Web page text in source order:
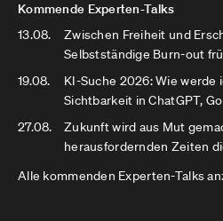
Kommende Experten-Talks
13.08.
Zwischen Freiheit und
Selbstständige Burn-out
19.08.
KI-Suche 2026: Wie
Sichtbarkeit in ChatGPT,
27.08.
Zukunft wird aus Mut
herausfordernden Zeiten
Alle kommenden Experten-Talks